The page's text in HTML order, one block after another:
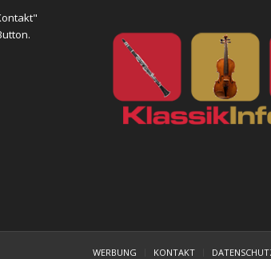
WERBUNG KONTAKT